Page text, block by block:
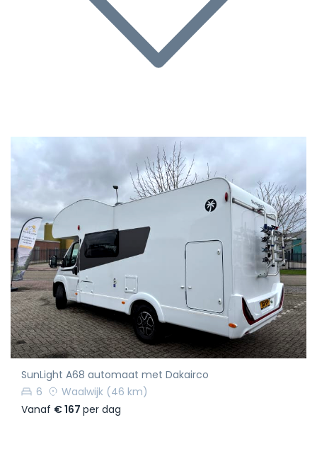
SunLight A68 automaat met Dakairco
6
Waalwijk (46 km)
Vanaf € 167 per dag